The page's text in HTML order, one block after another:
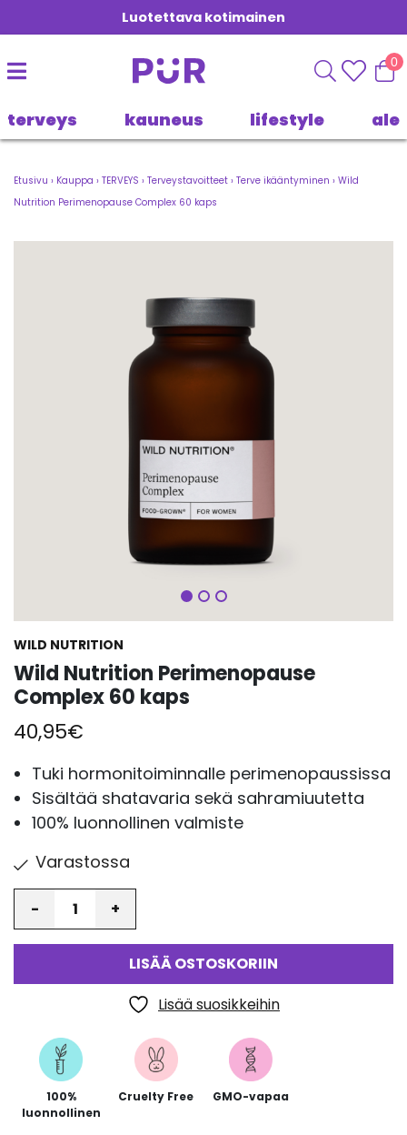
Luotettava kotimainen
0
terveys kauneus lifestyle ale
Etusivu › Kauppa › TERVEYS › Terveystavoitteet › Terve ikääntyminen › Wild
Nutrition Perimenopause Complex 60 kaps
Seuraava
WILD NUTRITION
Wild Nutrition Perimenopause
Complex 60 kaps
40,95€
Tuki hormonitoiminnalle perimenopaussissa
Sisältää shatavaria sekä sahramiuutetta
100% luonnollinen valmiste
Varastossa
LISÄÄ OSTOSKORIIN
Lisää suosikkeihin
100%
luonnollinen
Cruelty Free GMO-vapaa